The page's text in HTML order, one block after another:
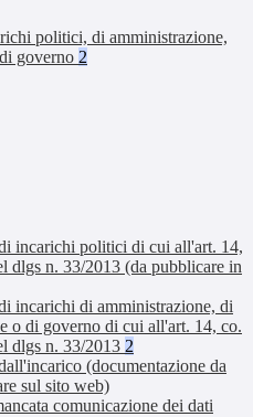
politici, di amministrazione,
governo 2
incarichi politici di cui all'art. 14,
dlgs n. 33/2013 (da pubblicare in
incarichi di amministrazione, di
o di governo di cui all'art. 14, co.
dlgs n. 33/2013 2
(documentazione da
sul sito web)
comunicazione dei dati